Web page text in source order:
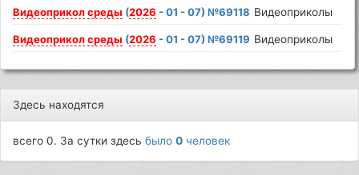
Видеоприкол среды (2026 - 01 - 07) №69118 Видеоприколы
Видеоприкол среды (2026 - 01 - 07) №69119 Видеоприколы
Здесь находятся
всего 0. За сутки здесьбыло0 человек